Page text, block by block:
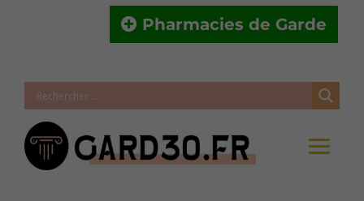
Pharmacies de Garde